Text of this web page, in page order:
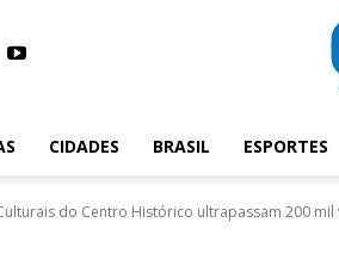
CIDADES BRASIL ESPORTES
do Centro Histórico ultrapassam 200 mil